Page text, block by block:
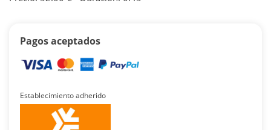
Pagos aceptados
Establecimiento adherido